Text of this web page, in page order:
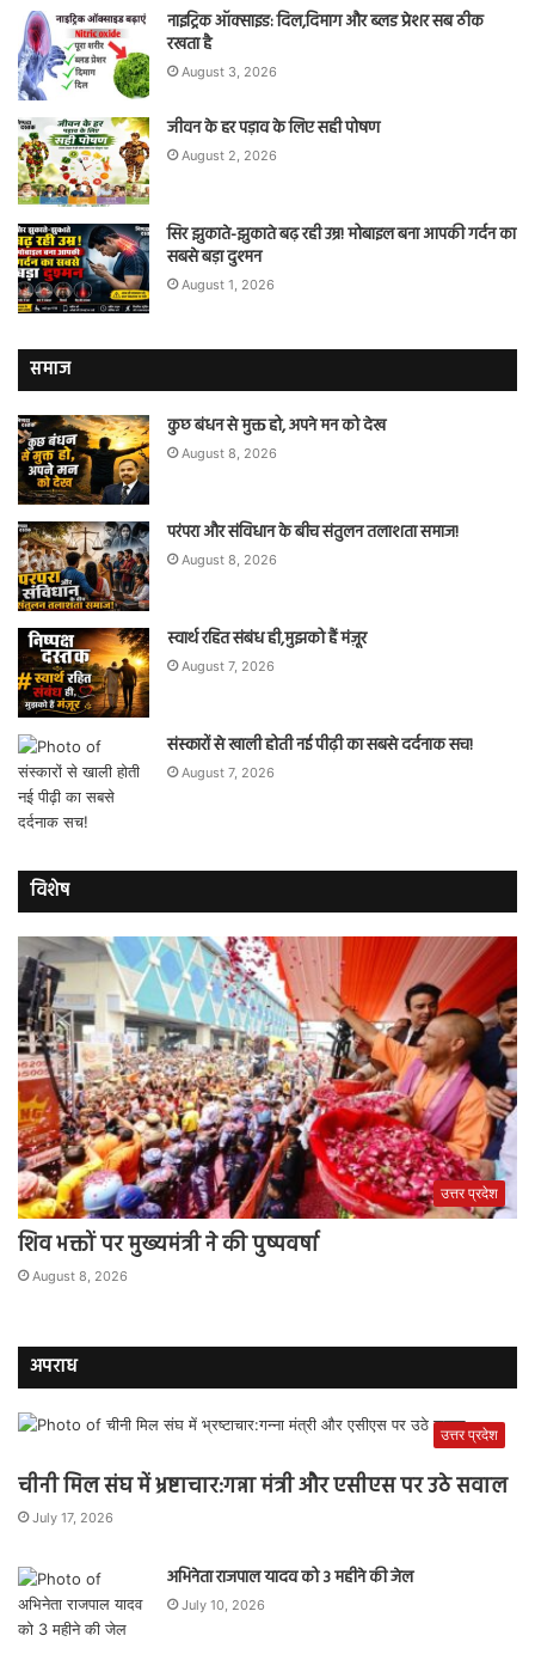
नाइट्रिक ऑक्साइड: दिल,दिमाग और ब्लड प्रेशर सब ठीक
रखता है
August 3, 2026
जीवन के हर पड़ाव के लिए सही पोषण
August 2, 2026
सिर झुकाते-झुकाते बढ़ रही उम्र! मोबाइल बना आपकी गर्दन का
सबसे बड़ा दुश्मन
August 1, 2026
समाज
कुछ बंधन से मुक्त हो, अपने मन को देख
August 8, 2026
परंपरा और संविधान के बीच संतुलन तलाशता समाज!
August 8, 2026
स्वार्थ रहित संबंध ही,मुझको हैं मंज़ूर
August 7, 2026
संस्कारों से खाली होती नई पीढ़ी का सबसे दर्दनाक सच!
August 7, 2026
विशेष
उत्तर प्रदेश
शिव भक्तों पर मुख्यमंत्री ने की पुष्पवर्षा
August 8, 2026
अपराध
उत्तर प्रदेश
चीनी मिल संघ में भ्रष्टाचार:गन्ना मंत्री और एसीएस पर उठे सवाल
July 17, 2026
अभिनेता राजपाल यादव को 3 महीने की जेल
July 10, 2026